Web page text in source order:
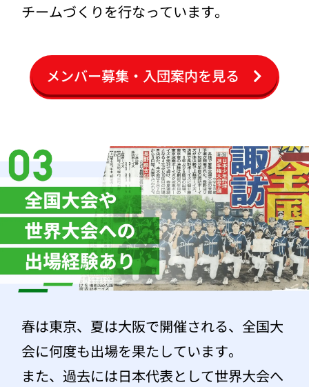
チームづくりを行なっています。
メンバー募集・入団案内を見る
春は東京、夏は大阪で開催される、全国大
会に何度も出場を果たしています。
また、過去には日本代表として世界大会へ